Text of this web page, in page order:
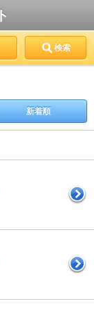
検索
新着順